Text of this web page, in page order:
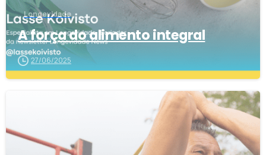
Longevidade
A força do alimento integral
27/06/2025
0